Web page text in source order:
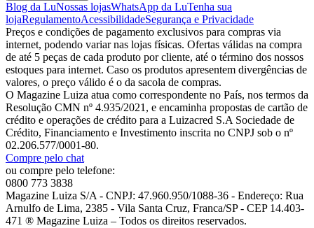
Blog da LuNossas lojasWhatsApp da LuTenha sua
lojaRegulamentoAcessibilidadeSegurança e Privacidade
Preços e condições de pagamento exclusivos para compras via
internet, podendo variar nas lojas físicas. Ofertas válidas na compra
de até 5 peças de cada produto por cliente, até o término dos nossos
estoques para internet. Caso os produtos apresentem divergências de
valores, o preço válido é o da sacola de compras.
O Magazine Luiza atua como correspondente no País, nos termos da
Resolução CMN nº 4.935/2021, e encaminha propostas de cartão de
crédito e operações de crédito para a Luizacred S.A Sociedade de
Crédito, Financiamento e Investimento inscrita no CNPJ sob o nº
02.206.577/0001-80.
Compre pelo chat
ou compre pelo telefone:
0800 773 3838
Magazine Luiza S/A - CNPJ: 47.960.950/1088-36 - Endereço: Rua
Arnulfo de Lima, 2385 - Vila Santa Cruz, Franca/SP - CEP 14.403-
471 ® Magazine Luiza – Todos os direitos reservados.